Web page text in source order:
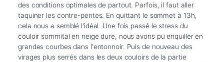
des conditions optimales de partout. Parfois, il faut aller
taquiner les contre-pentes. En quittant le sommet à 13h,
cela nous a semblé l'idéal. Une fois passé le stress du
couloir sommital en neige dure, nous avons pu enquiller en
grandes courbes dans l'entonnoir. Puis de nouveau des
virages plus serrés dans les deux couloirs de la partie